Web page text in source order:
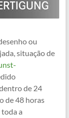
ou
situação de
de 24
de 48 horas
a